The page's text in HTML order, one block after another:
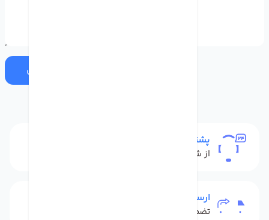
ارسال
پشتیبانی
از شنبه تا پنج شنبه
ارسال به سراسر کشور
تضمین بهترین قیمت